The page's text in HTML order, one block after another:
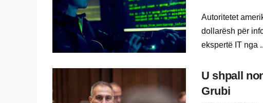
Autoritetet
dollarësh për
ekspertë IT nga
U shpall
Grubi